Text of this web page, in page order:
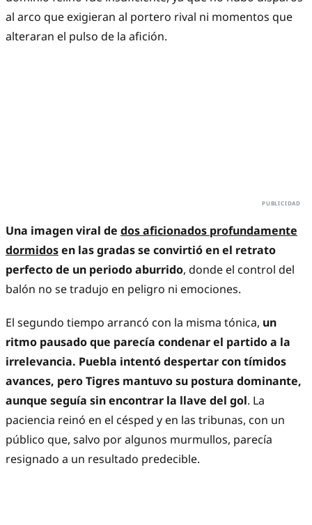
al arco que exigieran al portero rival ni momentos que
alteraran el pulso de la afición.
Una imagen viral de dos aficionados profundamente
dormidosen las gradas se convirtió en el retrato
perfecto de un periodo aburrido, donde el control del
balón no se tradujo en peligro ni emociones.
El segundo tiempo arrancó con la misma tónica, un
ritmo pausado que parecía condenar el partido a la
irrelevancia. Puebla intentó despertar con tímidos
avances, pero Tigres mantuvo su postura dominante,
aunque seguía sin encontrar la llave del gol. La
paciencia reinó en el césped y en las tribunas, con un
público que, salvo por algunos murmullos, parecía
resignado a un resultado predecible.